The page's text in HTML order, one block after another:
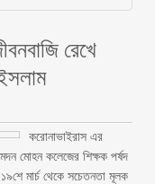
রেখে
করোনাভাইরাস এর
মোহন কলেজের শিক্ষক পর্ষদ
মার্চ থেকে সচেতনতা মূলক